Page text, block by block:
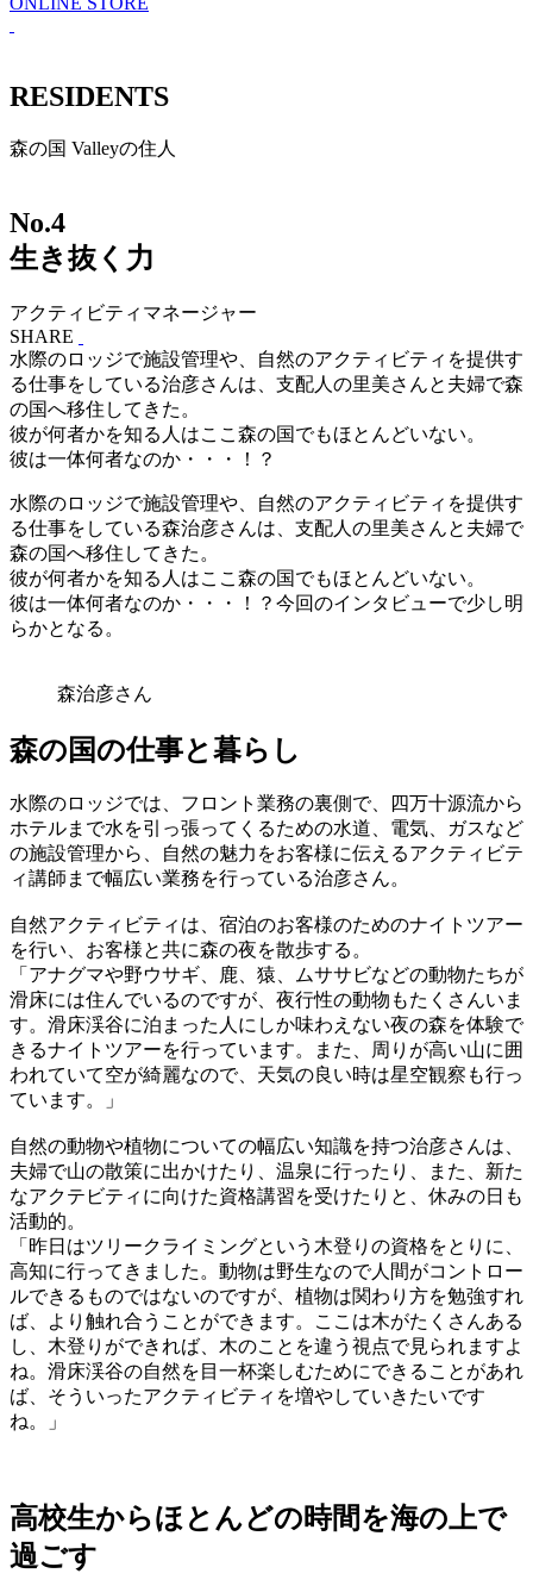
RESIDENTS
森の国 Valleyの住人
No.4
生き抜く力
アクティビティマネージャー
SHARE
水際のロッジで施設管理や、自然のアクティビティを提供す
る仕事をしている治彦さんは、支配人の里美さんと夫婦で森
の国へ移住してきた。
彼が何者かを知る人はここ森の国でもほとんどいない。
彼は一体何者なのか・・・！？
水際のロッジで施設管理や、自然のアクティビティを提供す
る仕事をしている森治彦さんは、支配人の里美さんと夫婦で
森の国へ移住してきた。
彼が何者かを知る人はここ森の国でもほとんどいない。
彼は一体何者なのか・・・！？今回のインタビューで少し明
らかとなる。
森治彦さん
森の国の仕事と暮らし
水際のロッジでは、フロント業務の裏側で、四万十源流から
ホテルまで水を引っ張ってくるための水道、電気、ガスなど
の施設管理から、自然の魅力をお客様に伝えるアクティビテ
ィ講師まで幅広い業務を行っている治彦さん。
自然アクティビティは、宿泊のお客様のためのナイトツアー
を行い、お客様と共に森の夜を散歩する。
「アナグマや野ウサギ、鹿、猿、ムササビなどの動物たちが
滑床には住んでいるのですが、夜行性の動物もたくさんいま
す。滑床渓谷に泊まった人にしか味わえない夜の森を体験で
きるナイトツアーを行っています。また、周りが高い山に囲
われていて空が綺麗なので、天気の良い時は星空観察も行っ
ています。」
自然の動物や植物についての幅広い知識を持つ治彦さんは、
夫婦で山の散策に出かけたり、温泉に行ったり、また、新た
なアクテビティに向けた資格講習を受けたりと、休みの日も
活動的。
「昨日はツリークライミングという木登りの資格をとりに、
高知に行ってきました。動物は野生なので人間がコントロー
ルできるものではないのですが、植物は関わり方を勉強すれ
ば、より触れ合うことができます。ここは木がたくさんある
し、木登りができれば、木のことを違う視点で見られますよ
ね。滑床渓谷の自然を目一杯楽しむためにできることがあれ
ば、そういったアクティビティを増やしていきたいです
ね。」
高校生からほとんどの時間を海の上で
過ごす